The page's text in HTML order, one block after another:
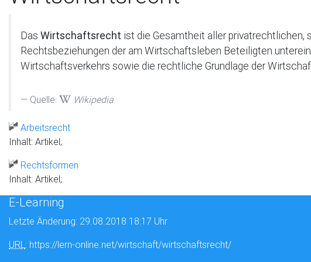
Das Wirtschaftsrecht ist die Gesamtheit aller
Rechtsbeziehungen der am Wirtschaftsleben Beteiligten
Wirtschaftsverkehrs sowie die rechtliche Grundlage der
Quelle: Wikipedia
Arbeitsrecht
Inhalt: Artikel;
Rechtsformen
Inhalt: Artikel;
E-Learning
Letzte Änderung: 29.08.2018 18:17 Uhr
URL: https://lern-online.net/wirtschaft/wirtschaftsrecht/